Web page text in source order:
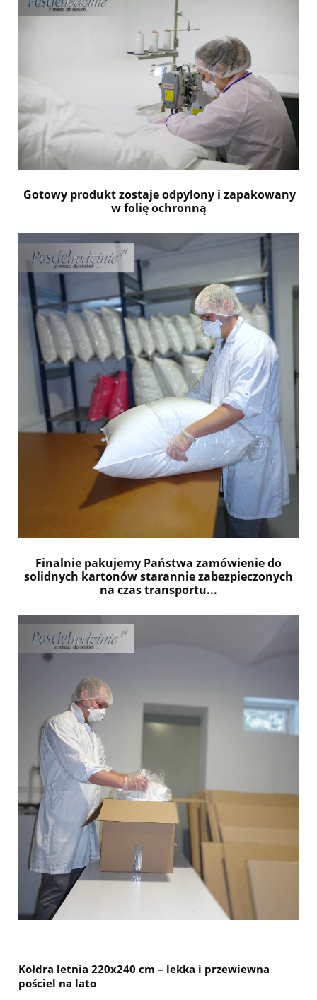
Gotowy produkt zostaje odpylony i zapakowany
w folię ochronną
Finalnie pakujemy Państwa zamówienie do
solidnych kartonów starannie zabezpieczonych
na czas transportu...
Kołdra letnia 220x240 cm – lekka i przewiewna
pościel na lato